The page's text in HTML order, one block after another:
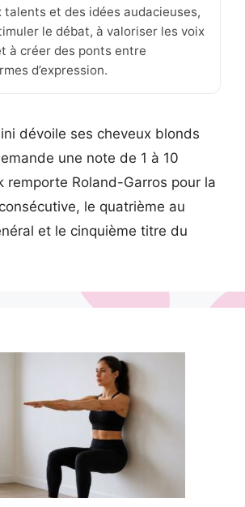
talents et des idées audacieuses,
le débat, à valoriser les voix
à créer des ponts entre
d’expression.
dévoile ses cheveux blonds
une note de 1 à 10
remporte Roland-Garros pour la
le quatrième au
et le cinquième titre du